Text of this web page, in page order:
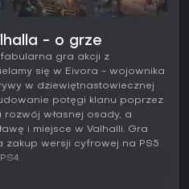
- o grze
gra akcji z
się w Eivora - wojownika
w dziewiętnastowiecznej
potęgi klanu poprzez
rozwój własnej osady, a
i miejsce w Valhalli. Gra
zakup wersji cyfrowej na PS5